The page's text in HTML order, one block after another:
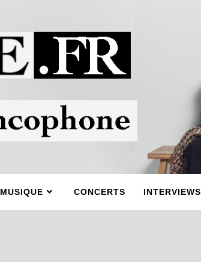
MUSIQUE CONCERTS INTERVIEWS